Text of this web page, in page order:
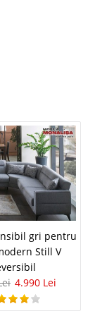
3 locuri
⭐ Moderne
valabila in limita
3 locuri Rita Pentru
Compara
gri pentru
Still V
4.990 Lei